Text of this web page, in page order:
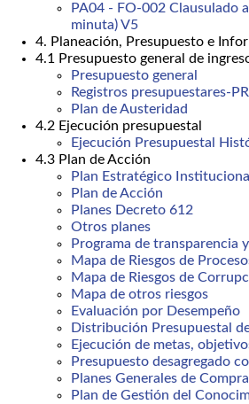
PA04 - FO-002 Clausulado
minuta) V5
4. Planeación, Presupuesto e
4.1 Presupuesto general de
Presupuesto general
Registros presupuestares-
Plan de Austeridad
4.2 Ejecución presupuestal
Ejecución Presupuestal
4.3 Plan de Acción
Plan Estratégico Institucional
Plan de Acción
Planes Decreto 612
Otros planes
Programa de transparencia
Mapa de Riesgos de
Mapa de Riesgos de
Mapa de otros riesgos
Evaluación por Desempeño
Distribución Presupuestal
Ejecución de metas,
Presupuesto desagregado
Planes Generales de Compra
Plan de Gestión del